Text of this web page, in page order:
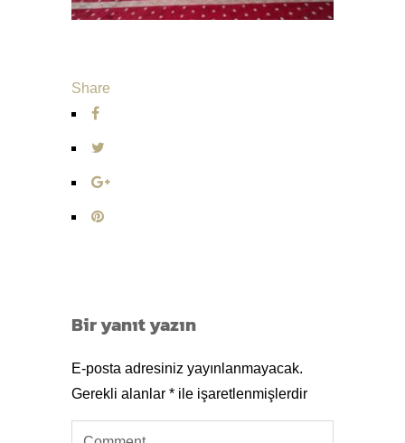
Share
Bir yanıt yazın
E-posta adresiniz yayınlanmayacak.
Gerekli alanlar * ile işaretlenmişlerdir